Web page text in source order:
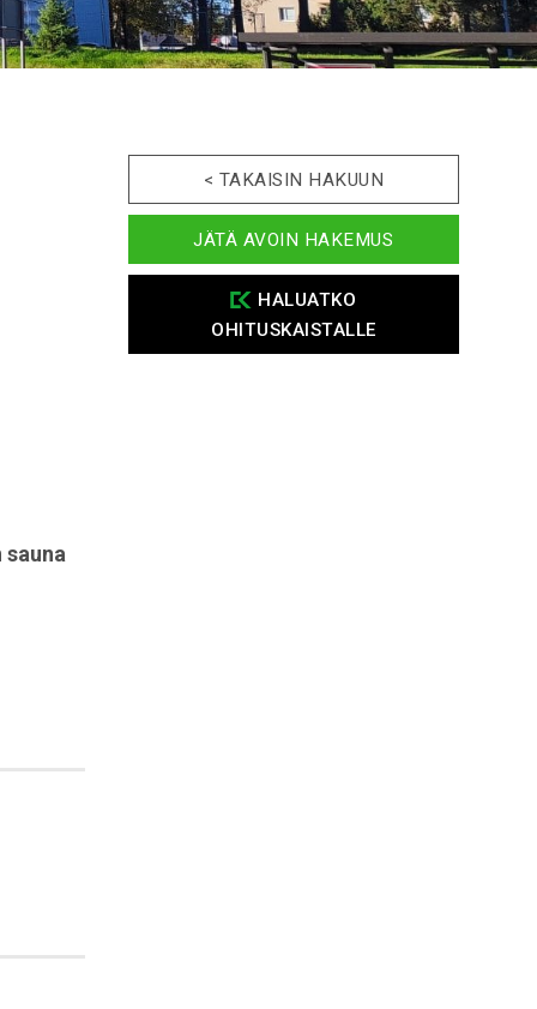
sauna
< TAKAISIN HAKUUN
JÄTÄ AVOIN HAKEMUS
HALUATKO
OHITUSKAISTALLE